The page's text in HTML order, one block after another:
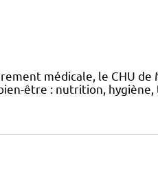
médicale, le CHU
être : nutrition,